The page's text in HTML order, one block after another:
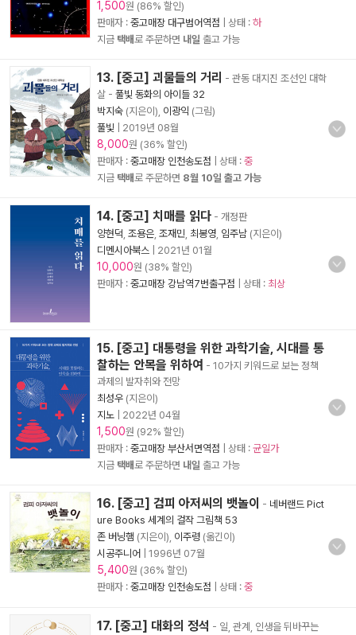
1,500원 (86% 할인)
판매자 : 중고매장 대구범어역점 | 상태 : 하
지금 택배로 주문하면 내일 출고 가능
13. [중고] 괴물들의 거리 - 관동 대지진 조선인 대학
살 - 풀빛 동화의 아이들 32
박지숙 (지은이), 이광익 (그림)
풀빛
2019년 08월
8,000원 (36% 할인)
판매자 : 중고매장 인천송도점 | 상태 : 중
지금 택배로 주문하면 8월 10일 출고 가능
14. [중고] 치매를 읽다 - 개정판
양현덕 조용은 조재민 최봉영 임주남 (지은이)
디멘시아북스
2021년 01월
10,000원 (38% 할인)
판매자 : 중고매장 강남역7번출구점 | 상태 : 최상
15. [중고] 대통령을 위한 과학기술, 시대를 통
찰하는 안목을 위하여 - 10가지 키워드로 보는 정책
과제의 발자취와 전망
최성우 (지은이)
지노
2022년 04월
1,500원 (92% 할인)
판매자 : 중고매장 부산서면역점 | 상태 : 균일가
지금 택배로 주문하면 내일 출고 가능
16. [중고] 검피 아저씨의 뱃놀이 - 네버랜드 Pict
ure Books 세계의 걸작 그림책 53
존 버닝햄 (지은이), 이주령 (옮긴이)
시공주니어
1996년 07월
5,400원 (36% 할인)
판매자 : 중고매장 인천송도점 | 상태 : 중
17. [중고] 대화의 정석 - 일, 관계, 인생을 뒤바꾸는